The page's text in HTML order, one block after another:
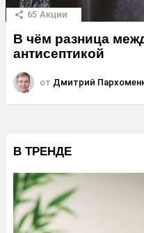
65 Акции
В чём разница
антисептикой
от Дмитрий
В ТРЕНДЕ